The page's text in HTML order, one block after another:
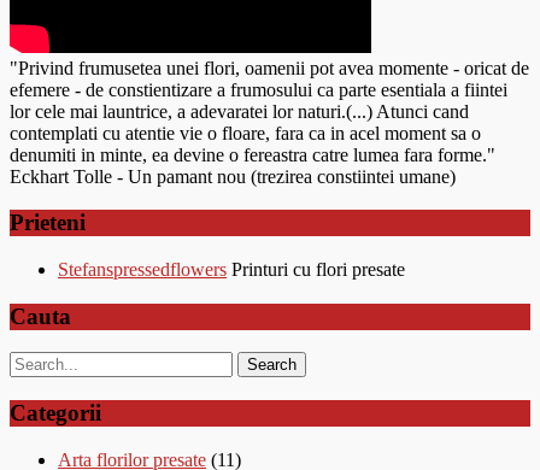
"Privind frumusetea unei flori, oamenii pot avea momente - oricat de
efemere - de constientizare a frumosului ca parte esentiala a fiintei
lor cele mai launtrice, a adevaratei lor naturi.(...) Atunci cand
contemplati cu atentie vie o floare, fara ca in acel moment sa o
denumiti in minte, ea devine o fereastra catre lumea fara forme."
Eckhart Tolle - Un pamant nou (trezirea constiintei umane)
Prieteni
Stefanspressedflowers Printuri cu flori presate
Cauta
Categorii
Arta florilor presate (11)